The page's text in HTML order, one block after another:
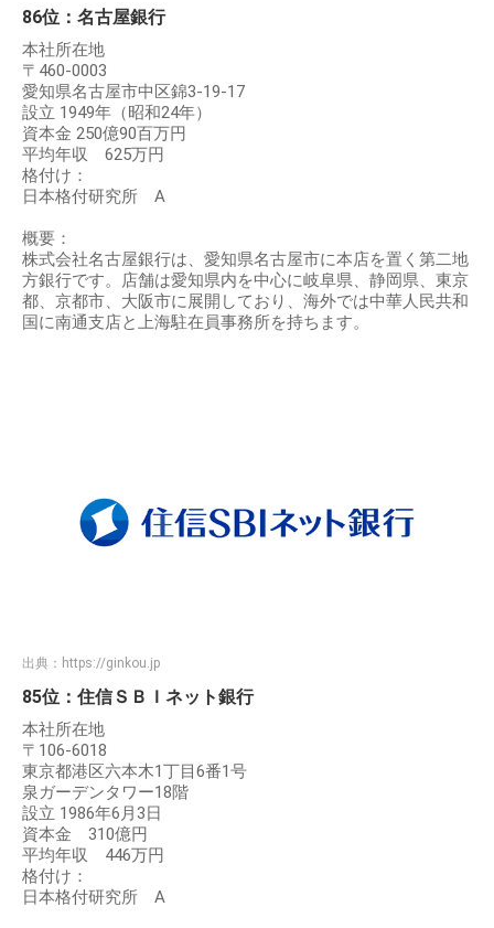
86位：名古屋銀行
本社所在地
〒460-0003
愛知県名古屋市中区錦3-19-17
設立 1949年（昭和24年）
資本金 250億90百万円
平均年収 625万円
格付け：
日本格付研究所 A
概要：
株式会社名古屋銀行は、愛知県名古屋市に本店を置く第二地
方銀行です。店舗は愛知県内を中心に岐阜県、静岡県、東京
都、京都市、大阪市に展開しており、海外では中華人民共和
国に南通支店と上海駐在員事務所を持ちます。
出典： https://ginkou.jp
85位：住信ＳＢＩネット銀行
本社所在地
〒106-6018
東京都港区六本木1丁目6番1号
泉ガーデンタワー18階
設立 1986年6月3日
資本金 310億円
平均年収 446万円
格付け：
日本格付研究所 A